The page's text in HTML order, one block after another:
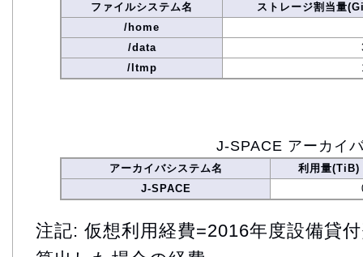
ファイルシステム名
ストレージ割当量
/home
/data
/ltmp
J-SPACE アーカイ
アーカイバシステム名
利用量(TiB)
J-SPACE
注記: 仮想利用経費=2016年度設備貸